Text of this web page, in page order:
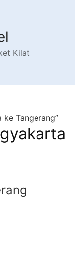
Kilat
Tangerang”